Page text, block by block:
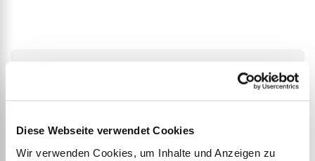
Diese Webseite verwendet Cookies
Wir verwenden Cookies, um Inhalte und Anzeigen zu
Filet de Pickleball demi-terrain